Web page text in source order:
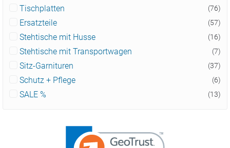
Tischplatten (76)
Ersatzteile (57)
Stehtische mit Husse (16)
Stehtische mit Transportwagen (7)
Sitz-Garnituren (37)
Schutz + Pflege (6)
SALE % (13)